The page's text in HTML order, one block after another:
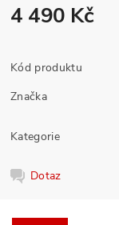
4 490 Kč
Kód produktu
Značka
Kategorie
Dotaz